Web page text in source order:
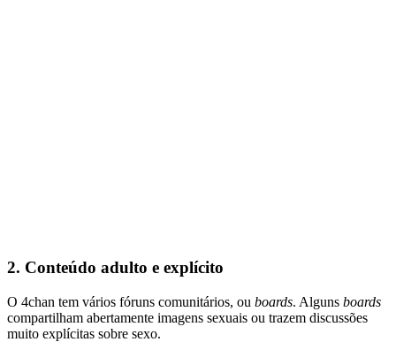
2. Conteúdo adulto e explícito
O 4chan tem vários fóruns comunitários, ou boards. Alguns boards
compartilham abertamente imagens sexuais ou trazem discussões
muito explícitas sobre sexo.